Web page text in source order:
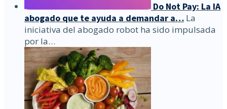
Do Not Pay: La IA
abogado que te ayuda a demandar a… La
iniciativa del abogado robot ha sido impulsada
por la…